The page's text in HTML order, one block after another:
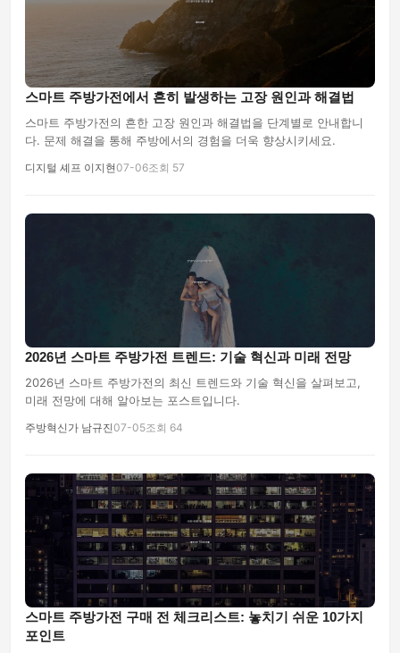
스마트 주방가전에서 흔히 발생하는 고장 원인과 해결법
스마트 주방가전의 흔한 고장 원인과 해결법을 단계별로 안내합니
다. 문제 해결을 통해 주방에서의 경험을 더욱 향상시키세요.
디지털 셰프 이지현07-06조회 57
2026년 스마트 주방가전 트렌드: 기술 혁신과 미래 전망
2026년 스마트 주방가전의 최신 트렌드와 기술 혁신을 살펴보고,
미래 전망에 대해 알아보는 포스트입니다.
주방혁신가 남규진07-05조회 64
스마트 주방가전 구매 전 체크리스트: 놓치기 쉬운 10가지
포인트